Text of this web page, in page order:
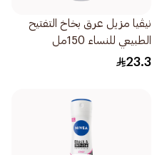
نيڤيا مزيل عرق بخاخ التفتيح
الطبيعي للنساء 150مل
23.3